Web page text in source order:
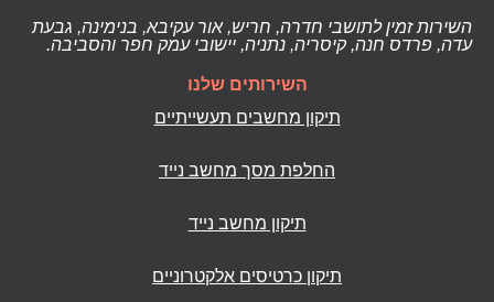
השירות זמין לתושבי חדרה, חריש, אור עקיבא, בנימינה, גבעת
עדה, פרדס חנה, קיסריה, נתניה, יישובי עמק חפר והסביבה.
השירותים שלנו
תיקון מחשבים תעשייתיים
החלפת מסך מחשב נייד
תיקון מחשב נייד
תיקון כרטיסים אלקטרוניים